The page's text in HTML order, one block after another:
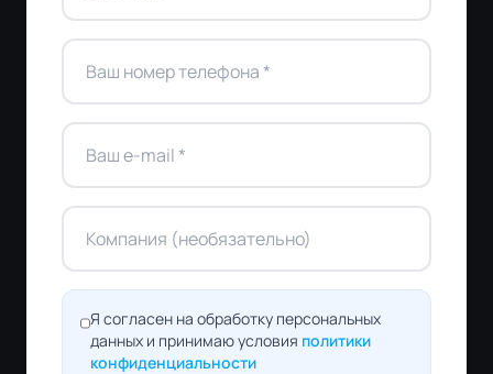
Я согласен на обработку персональных
данных и принимаю условия политики
конфиденциальности